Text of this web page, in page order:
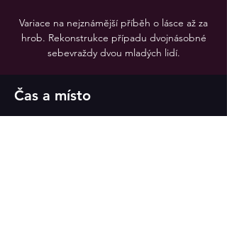
Variace na nejznámější příběh o lásce až za
hrob. Rekonstrukce případu dvojnásobné
sebevraždy dvou mladých lidí.
Čas a místo